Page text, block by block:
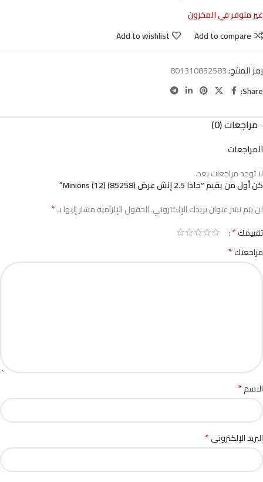
غير متوفر في المخزون
Add to compare
Add to wishlist
رمز المنتج:801310852583
Share:
مراجعات (0)
المراجعات
لا توجد مراجعات بعد.
كن أول من يقيم “جادا 2.5 إنش عرض Minions (12) (85258)”
لن يتم نشر عنوان بريدك الإلكتروني.الحقول الإلزامية مشار إليها بـ*
تقييمك*
مراجعتك*
الاسم*
البريد الإلكتروني*